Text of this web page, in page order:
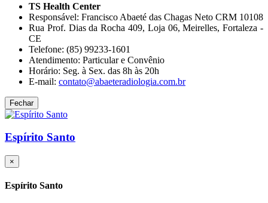
TS Health Center
Responsável: Francisco Abaeté das Chagas Neto CRM 10108
Rua Prof. Dias da Rocha 409, Loja 06, Meirelles, Fortaleza -
CE
Telefone: (85) 99233-1601
Atendimento: Particular e Convênio
Horário: Seg. à Sex. das 8h às 20h
E-mail: contato@abaeteradiologia.com.br
Fechar
Espírito Santo
×
Espírito Santo